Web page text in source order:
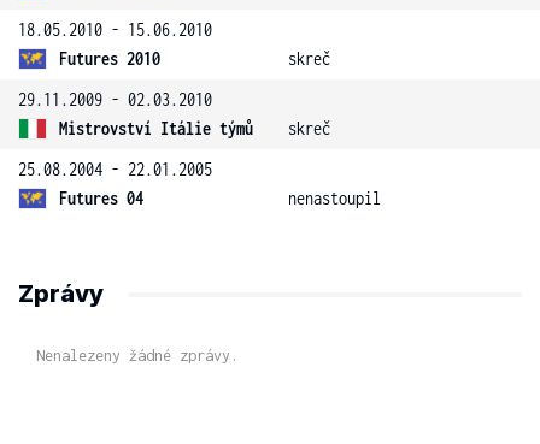
18.05.2010 - 15.06.2010
Futures 2010
skreč
29.11.2009 - 02.03.2010
Mistrovství Itálie týmů
skreč
25.08.2004 - 22.01.2005
Futures 04
nenastoupil
Zprávy
Nenalezeny žádné zprávy.